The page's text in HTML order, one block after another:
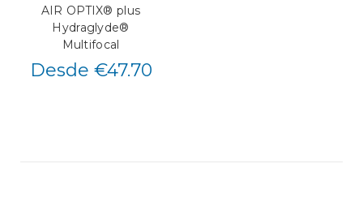
AIR OPTIX® plus
Hydraglyde®
Multifocal
Desde €47.70